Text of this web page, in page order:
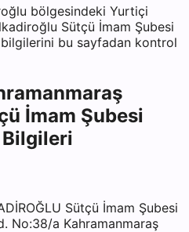
bölgesindeki Yurtiçi
Sütçü İmam Şubesi
bu sayfadan kontrol
İmam Şubesi
Bilgileri
Sütçü İmam Şubesi
No:38/a Kahramanmaraş